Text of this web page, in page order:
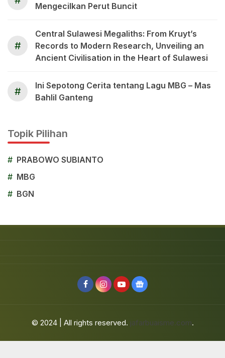
Mengecilkan Perut Buncit
#
Central Sulawesi Megaliths: From Kruyt’s
Records to Modern Research, Unveiling an
Ancient Civilisation in the Heart of Sulawesi
#
Ini Sepotong Cerita tentang Lagu MBG – Mas
Bahlil Ganteng
Topik Pilihan
# PRABOWO SUBIANTO
# MBG
# BGN
© 2024 | All rights reserved. jafarbuaisme.com.